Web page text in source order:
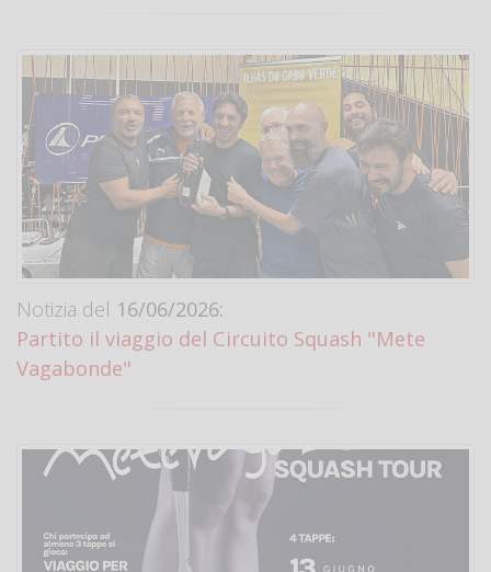
Notizia del 16/06/2026:
Partito il viaggio del Circuito Squash "Mete
Vagabonde"